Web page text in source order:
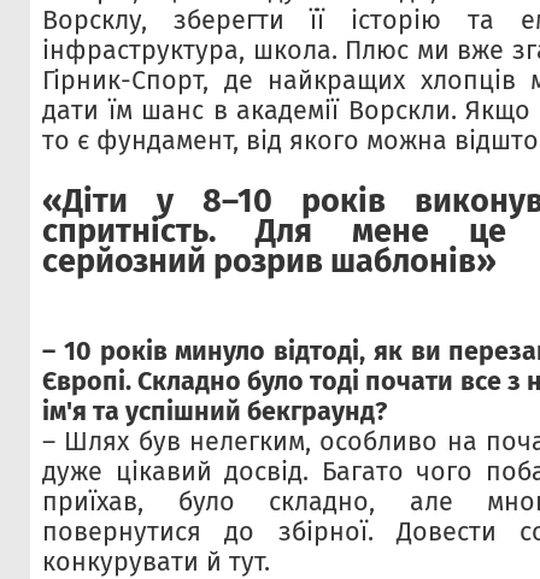
Ворсклу, зберегти її історію та
інфраструктура, школа. Плюс ми вже
Гірник-Спорт, де найкращих хлопців
дати їм шанс в академії Ворскли. Якщо
то є фундамент, від якого можна
«Діти у 8–10 років
спритність. Для мене
серйозний розрив шаблонів»
– 10 років минуло відтоді, як ви
Європі. Складно було тоді почати все
ім'я та успішний бекграунд?
– Шлях був нелегким, особливо на
дуже цікавий досвід. Багато чого
приїхав, було складно, але
повернутися до збірної.
конкурувати й тут.